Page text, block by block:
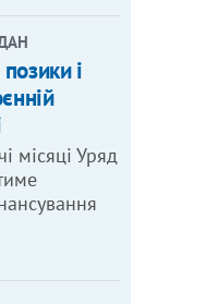
і
місяці Уряд